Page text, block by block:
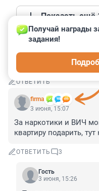
Показать ещё
Гость
Доходы в бюджет
ОТВЕТИТЬ
firma
Получай награды
задания!
3 июня, 15:07
За наркотики и ВИЧ
квартиру подарить,
ОТВЕТИТЬ 3
Гость
3 июня, 15:26